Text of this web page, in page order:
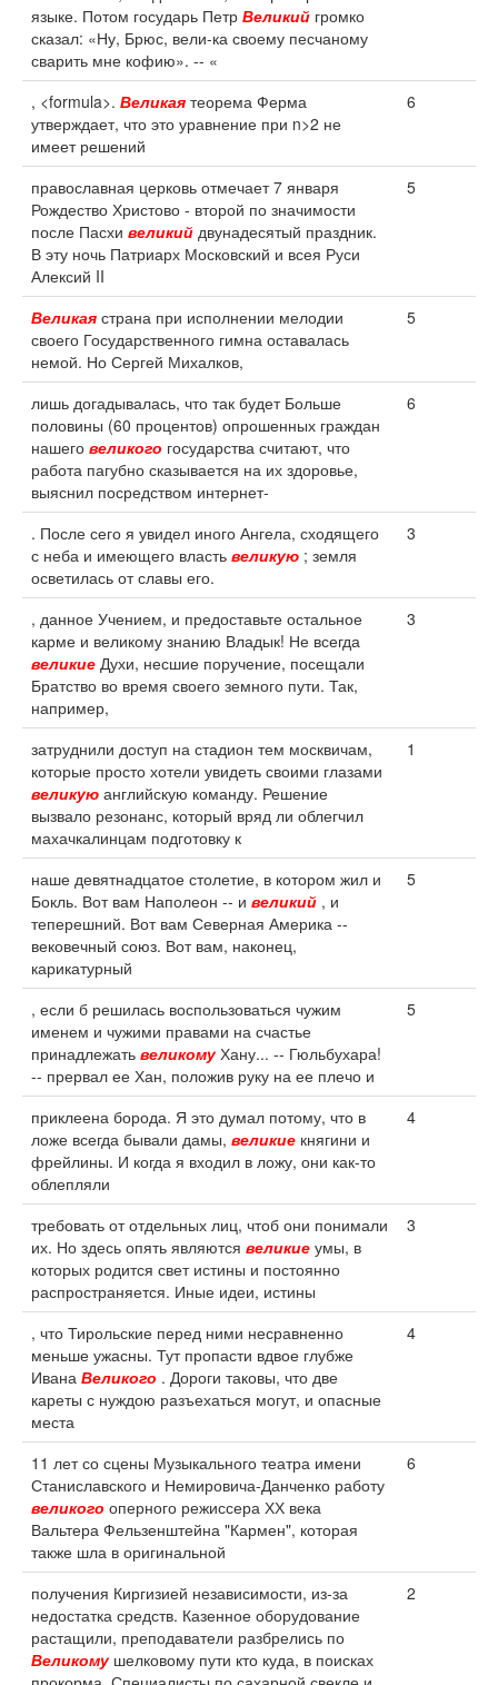
языке. Потом государь Петр Великий громко
сказал: «Ну, Брюс, вели-ка своему песчаному
сварить мне кофию». -- «
, <formula>. Великая теорема Ферма
утверждает, что это уравнение при n>2 не
имеет решений
6
православная церковь отмечает 7 января
Рождество Христово - второй по значимости
после Пасхи великий двунадесятый праздник.
В эту ночь Патриарх Московский и всея Руси
Алексий II
5
Великая страна при исполнении мелодии
своего Государственного гимна оставалась
немой. Но Сергей Михалков,
5
лишь догадывалась, что так будет Больше
половины (60 процентов) опрошенных граждан
нашего великого государства считают, что
работа пагубно сказывается на их здоровье,
выяснил посредством интернет-
6
. После сего я увидел иного Ангела, сходящего
с неба и имеющего власть великую ; земля
осветилась от славы его.
3
, данное Учением, и предоставьте остальное
карме и великому знанию Владык! Не всегда
великие Духи, несшие поручение, посещали
Братство во время своего земного пути. Так,
например,
3
затруднили доступ на стадион тем москвичам,
которые просто хотели увидеть своими глазами
великую английскую команду. Решение
вызвало резонанс, который вряд ли облегчил
махачкалинцам подготовку к
1
наше девятнадцатое столетие, в котором жил и
Бокль. Вот вам Наполеон -- и великий , и
теперешний. Вот вам Северная Америка --
вековечный союз. Вот вам, наконец,
карикатурный
5
, если б решилась воспользоваться чужим
именем и чужими правами на счастье
принадлежать великомуХану... -- Гюльбухара!
-- прервал ее Хан, положив руку на ее плечо и
5
приклеена борода. Я это думал потому, что в
ложе всегда бывали дамы, великие княгини и
фрейлины. И когда я входил в ложу, они как-то
облепляли
4
требовать от отдельных лиц, чтоб они понимали
их. Но здесь опять являются великие умы, в
которых родится свет истины и постоянно
распространяется. Иные идеи, истины
3
, что Тирольские перед ними несравненно
меньше ужасны. Тут пропасти вдвое глубже
Ивана Великого . Дороги таковы, что две
кареты с нуждою разъехаться могут, и опасные
места
4
11 лет со сцены Музыкального театра имени
Станиславского и Немировича-Данченко работу
великого оперного режиссера ХХ века
Вальтера Фельзенштейна "Кармен", которая
также шла в оригинальной
6
получения Киргизией независимости, из-за
недостатка средств. Казенное оборудование
растащили, преподаватели разбрелись по
Великомушелковому пути кто куда, в поисках
2